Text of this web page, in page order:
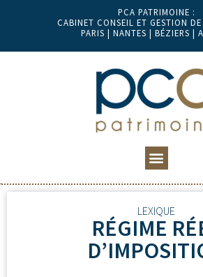
PCA PATRIMOINE :
CABINET CONSEIL ET GESTION
PARIS | NANTES | BÉZIERS |
LEXIQUE
RÉGIME